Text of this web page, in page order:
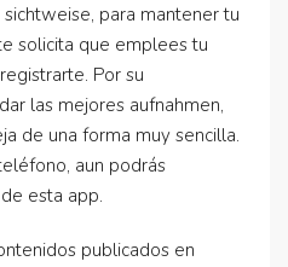
para mantener tu
solicita que emplees tu
Por su
las mejores aufnahmen,
de una forma muy sencilla.
aun podrás
esta app.
publicados en